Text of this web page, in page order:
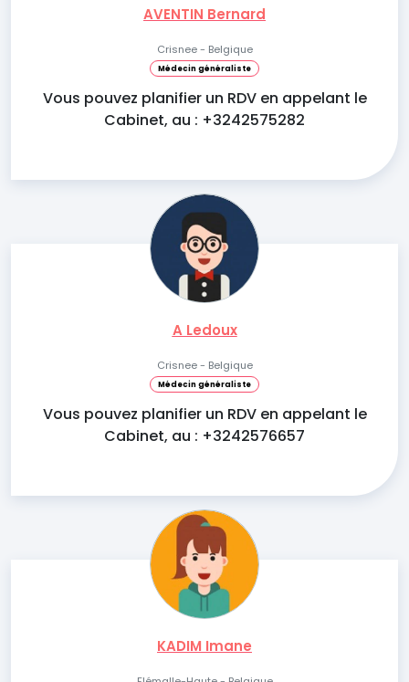
AVENTIN Bernard
Crisnee - Belgique
Médecin généraliste
Vous pouvez planifier un RDV en appelant le
Cabinet, au : +3242575282
A Ledoux
Crisnee - Belgique
Médecin généraliste
Vous pouvez planifier un RDV en appelant le
Cabinet, au : +3242576657
KADIM Imane